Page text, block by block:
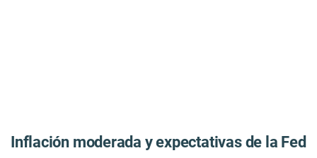
Inflación moderada y expectativas de la Fed